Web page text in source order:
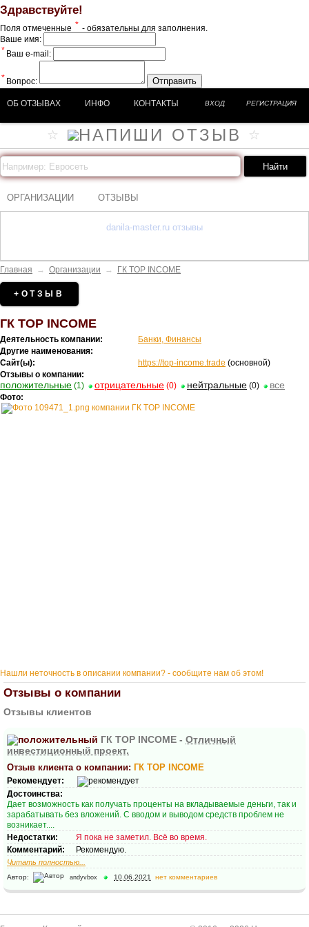
Здравствуйте!
Поля отмеченные * - обязательны для заполнения.
Ваше имя:
* Ваш e-mail:
* Вопрос: Отправить
ОБ ОТЗЫВАХ ИНФО КОНТАКТЫ ВХОД РЕГИСТРАЦИЯ
ОРГАНИЗАЦИИ ОТЗЫВЫ
danila-master.ru отзывы
Главная → Организации → ГК TOP INCOME
+ОТЗЫВ
ГК TOP INCOME
Деятельность компании:
Банки, Финансы
Другие наименования:
Сайт(ы):
https://top-income.trade (основной)
Отзывы о компании:
положительные (1) отрицательные (0) нейтральные (0) все
Фото:
Нашли неточность в описании компании? - сообщите нам об этом!
Отзывы о компании
Отзывы клиентов
ГК TOP INCOME - Отличный
инвестиционный проект.
Отзыв клиента о компании: ГК TOP INCOME
Рекомендует:
Достоинства:
Дает возможность как получать проценты на вкладываемые деньги, так и
зарабатывать без вложений. С вводом и выводом средств проблем не
возникает....
Недостатки:
Я пока не заметил. Всё во время.
Комментарий:
Рекомендую.
Читать полностью...
Автор: andyvbox 10.06.2021 нет комментариев